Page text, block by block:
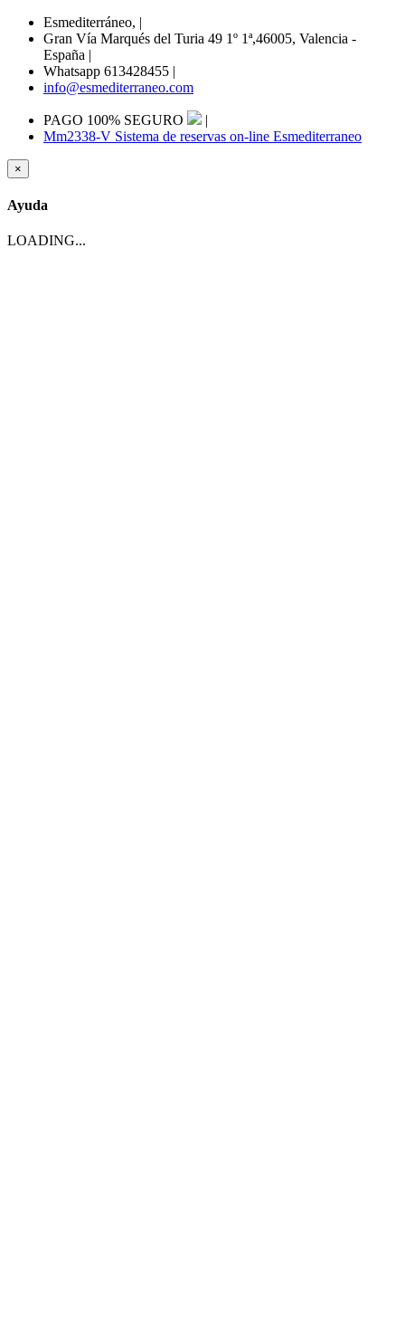
Esmediterráneo, |
Gran Vía Marqués del Turia 49 1º 1ª,46005, Valencia -
España |
Whatsapp 613428455 |
info@esmediterraneo.com
PAGO 100% SEGURO
|
Mm2338-V Sistema de reservas on-line Esmediterraneo
×
Ayuda
LOADING...